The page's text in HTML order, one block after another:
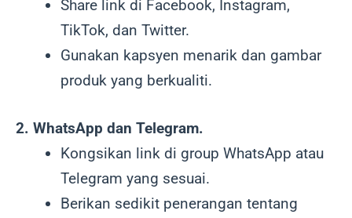
Share link di Facebook, Instagram,
TikTok, dan Twitter.
Gunakan kapsyen menarik dan gambar
produk yang berkualiti.
2. WhatsApp dan Telegram.
Kongsikan link di group WhatsApp atau
Telegram yang sesuai.
Berikan sedikit penerangan tentang